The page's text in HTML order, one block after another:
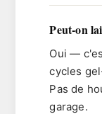
Peut-on
Oui —
cycles
Pas de
garage.